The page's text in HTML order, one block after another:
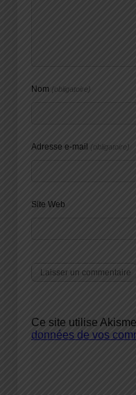
Nom (obligatoire)
Adresse e-mail (obligatoire)
Site Web
Ce site utilise
données de vos